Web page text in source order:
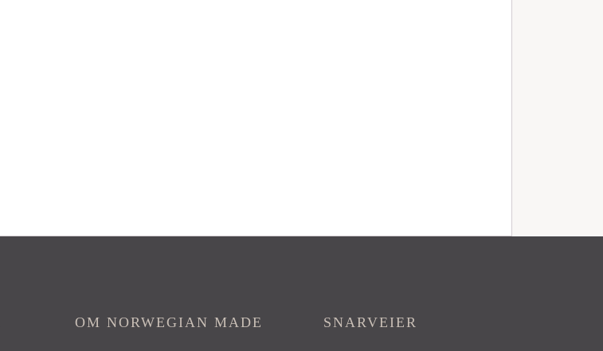
OM NORWEGIAN MADE SNARVEIER